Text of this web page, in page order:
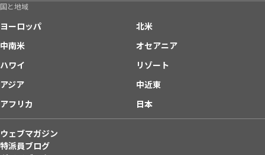
国と地域
ヨーロッパ
北米
中南米
オセアニア
ハワイ
リゾート
アジア
中近東
アフリカ
日本
ウェブマガジン
特派員ブログ